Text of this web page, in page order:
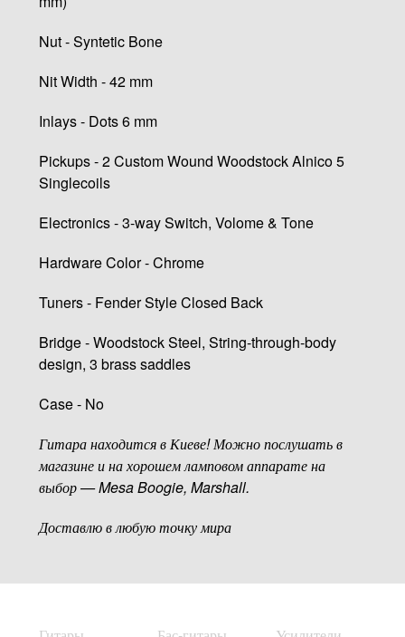
Nut - Syntetic Bone
Nit Width - 42 mm
Inlays - Dots 6 mm
Pickups - 2 Custom Wound Woodstock Alnico 5
Singlecoils
Electronics - 3-way Switch, Volome & Tone
Hardware Color - Chrome
Tuners - Fender Style Closed Back
Bridge - Woodstock Steel, String-through-body
design, 3 brass saddles
Case - No
Гитара находится в Киеве! Можно послушать в
магазине и на хорошем ламповом аппарате на
выбор — Mesa Boogie, Marshall.
Доставлю в любую точку мира